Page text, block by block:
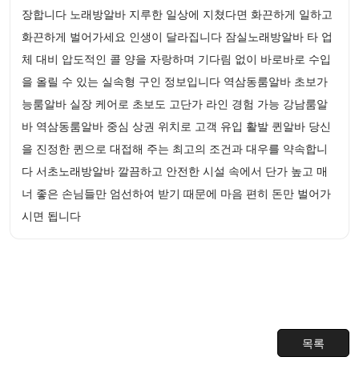
장합니다 노래방알바 지루한 일상에 지쳤다면 화끈하게 일하고
화끈하게 벌어가세요 인생이 달라집니다 잠실노래방알바 타 업
체 대비 압도적인 콜 양을 자랑하며 기다림 없이 바로바로 수입
을 올릴 수 있는 실속형 구인 정보입니다 역삼동룸알바 초보가
능룸알바 실장 케어로 초보도 고단가 라인 경험 가능 강남룸알
바 역삼동룸알바 중심 상권 위치로 고객 유입 활발 퀸알바 당신
을 진정한 퀸으로 대접해 주는 최고의 조건과 대우를 약속합니
다 서초노래방알바 깔끔하고 안전한 시설 속에서 단가 높고 매
너 좋은 손님들만 엄선하여 받기 때문에 마음 편히 돈만 벌어가
시면 됩니다
목록